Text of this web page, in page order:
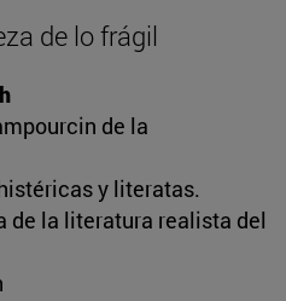
de lo frágil
de la
y literatas.
de la literatura realista del